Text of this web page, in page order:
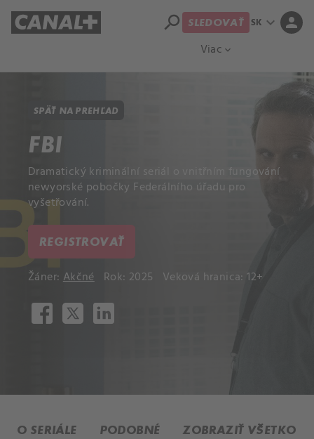
Viac expand_more
search SLEDOVAŤ SK expand_more person
SPÄŤ NA PREHĽAD
FBI
Dramatický kriminální seriál o vnitřním fungování
newyorské pobočky Federálního úřadu pro
vyšetřování.
REGISTROVAŤ
Žáner: Akčné Rok: 2025 Veková hranica: 12+
O SERIÁLE PODOBNÉ ZOBRAZIŤ VŠETKO